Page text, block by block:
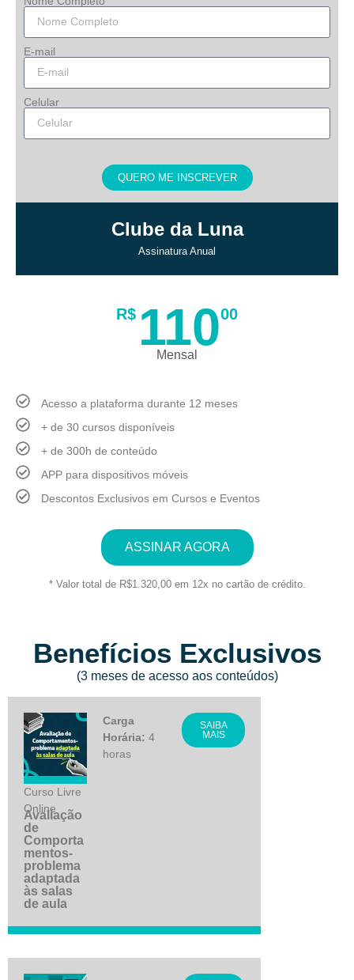
E-mail
Celular
QUERO ME INSCREVER
Clube da Luna
Assinatura Anual
R$ 11000
Mensal
Acesso a plataforma durante 12 meses
+ de 30 cursos disponíveis
+ de 300h de conteúdo
APP para dispositivos móveis
Descontos Exclusivos em Cursos e Eventos
ASSINAR AGORA
* Valor total de R$1.320,00 em 12x no cartão de crédito.
Benefícios Exclusivos
(3 meses de acesso aos conteúdos)
Curso Livre
Online
Avaliação
de
Comporta
mentos-
problema
adaptada
às salas
de aula
Carga
Horária: 4
horas
SAIBA
MAIS